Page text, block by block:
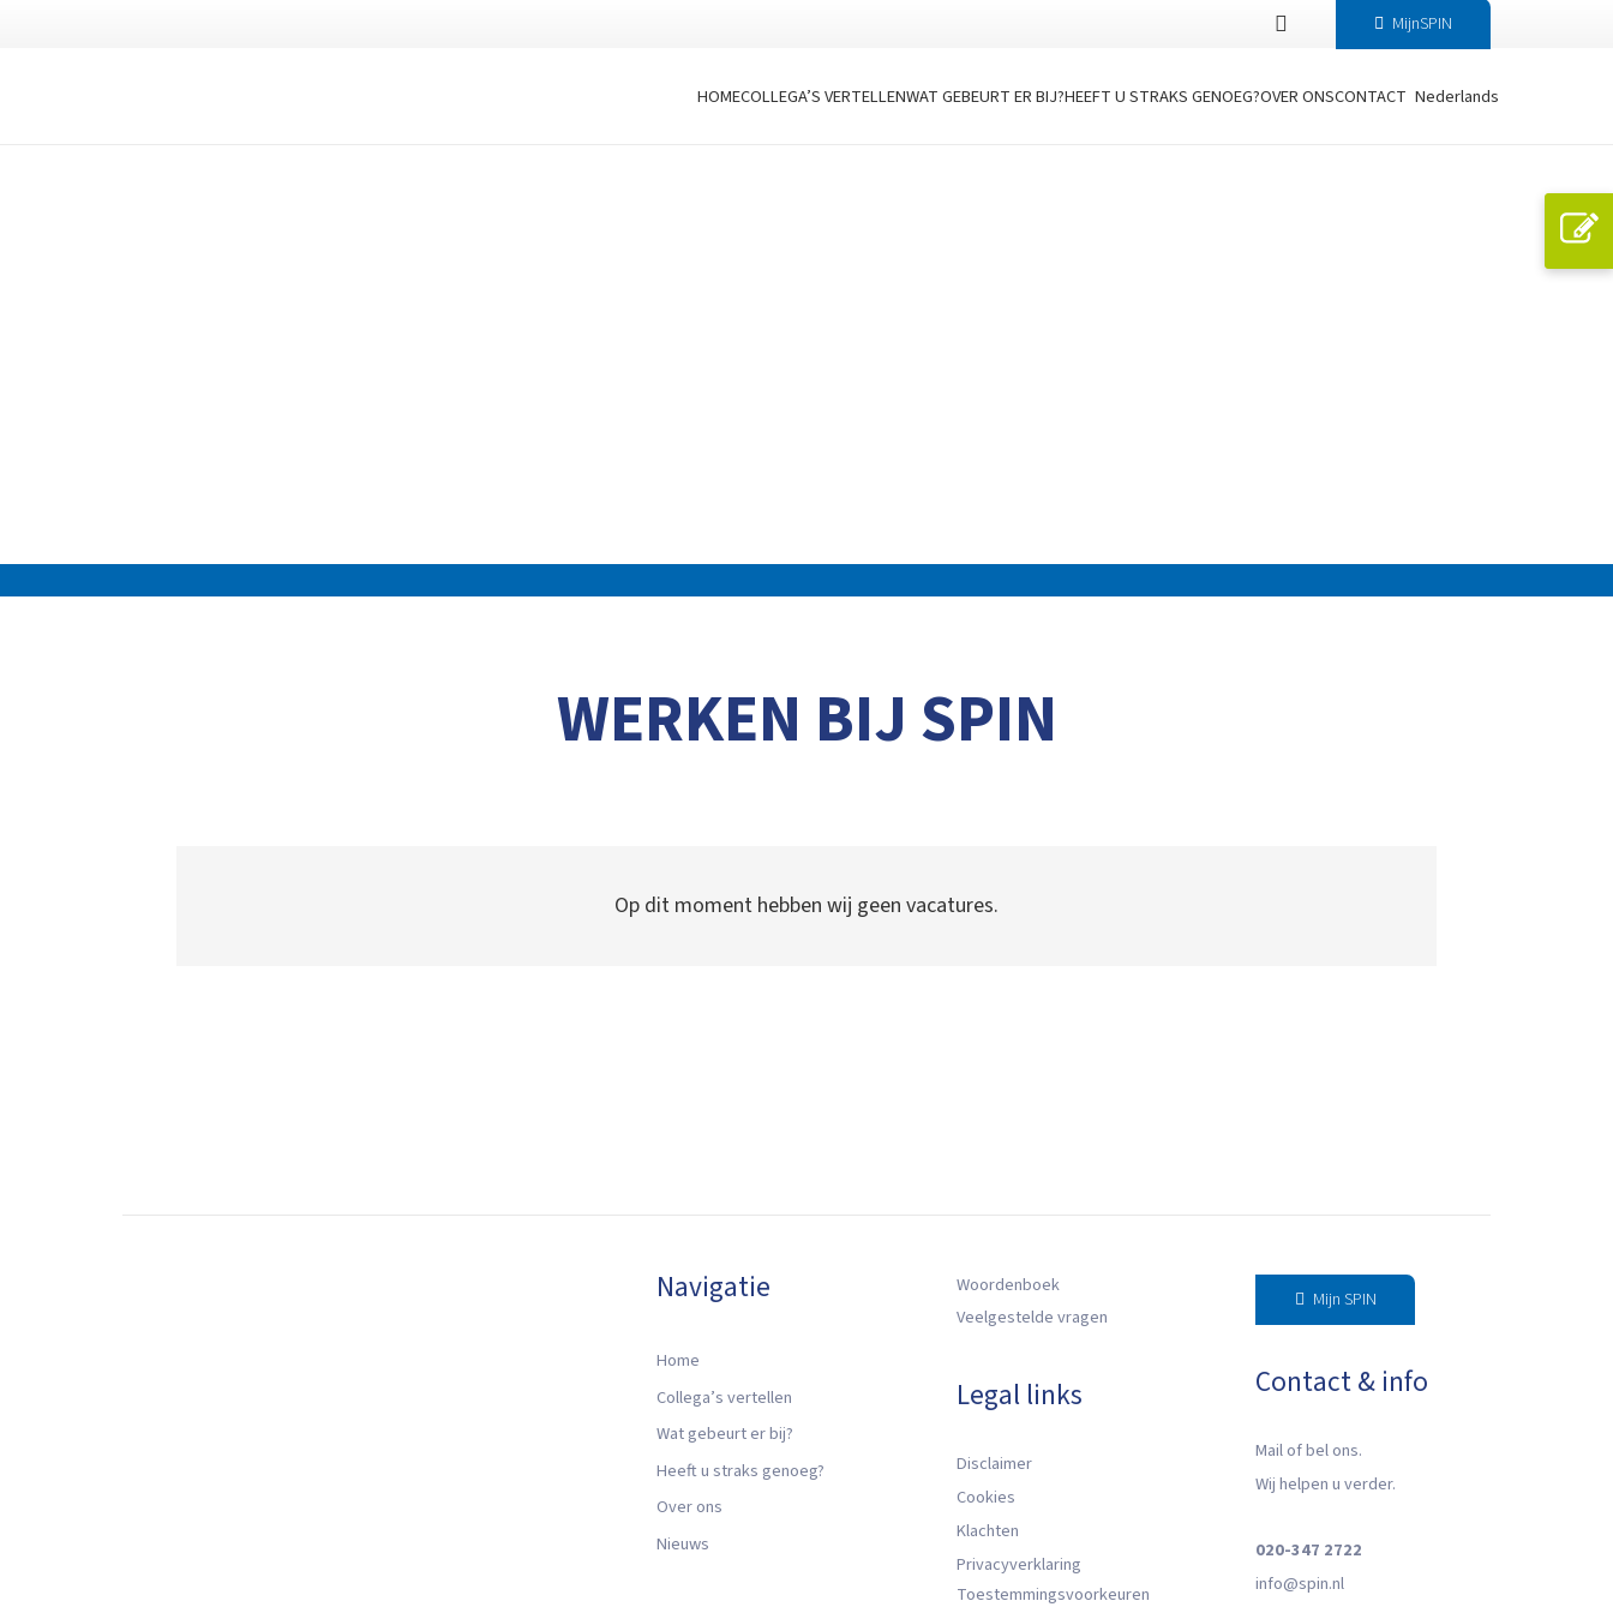
MijnSPIN
HOMECOLLEGA’S VERTELLENWAT GEBEURT ER BIJ?HEEFT U STRAKS GENOEG?OVER ONSCONTACT Nederlands
WERKEN BIJ SPIN
Op dit moment hebben wij geen vacatures.
Navigatie
Home
Collega’s vertellen
Wat gebeurt er bij?
Heeft u straks genoeg?
Over ons
Nieuws
Woordenboek
Veelgestelde vragen
Legal links
Disclaimer
Cookies
Klachten
Privacyverklaring
Toestemmingsvoorkeuren
Mijn SPIN
Contact & info
Mail of bel ons.
Wij helpen u verder.
020-347 2722
info@spin.nl